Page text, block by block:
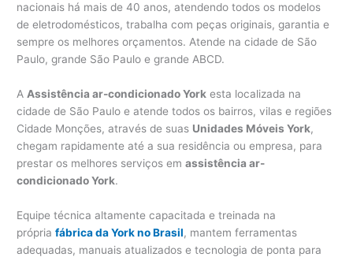
nacionais há mais de 40 anos, atendendo todos os modelos
de eletrodomésticos, trabalha com peças originais, garantia e
sempre os melhores orçamentos. Atende na cidade de São
Paulo, grande São Paulo e grande ABCD.
A Assistência ar-condicionado York esta localizada na
cidade de São Paulo e atende todos os bairros, vilas e regiões
Cidade Monções, através de suas Unidades Móveis York,
chegam rapidamente até a sua residência ou empresa, para
prestar os melhores serviços emassistência ar-
condicionado York.
Equipe técnica altamente capacitada e treinada na
própriafábrica da York no Brasil, mantem ferramentas
adequadas, manuais atualizados e tecnologia de ponta para